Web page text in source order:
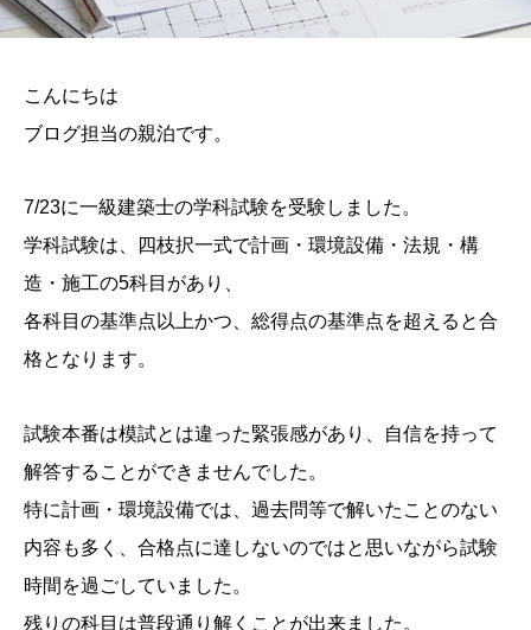
こんにちは
ブログ担当の親泊です。
7/23に一級建築士の学科試験を受験しました。
学科試験は、四枝択一式で計画・環境設備・法規・構
造・施工の5科目があり、
各科目の基準点以上かつ、総得点の基準点を超えると合
格となります。
試験本番は模試とは違った緊張感があり、自信を持って
解答することができませんでした。
特に計画・環境設備では、過去問等で解いたことのない
内容も多く、合格点に達しないのではと思いながら試験
時間を過ごしていました。
残りの科目は普段通り解くことが出来ました。